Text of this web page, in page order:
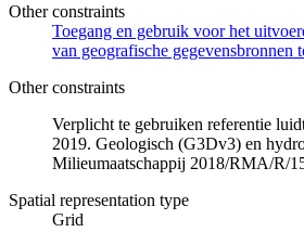
Other constraints
Toegang en gebruik voor het
van geografische
Other constraints
Verplicht te gebruiken referentie
2019. Geologisch (G3Dv3) en
Milieumaatschappij 2018/RMA/R/
Spatial representation type
Grid